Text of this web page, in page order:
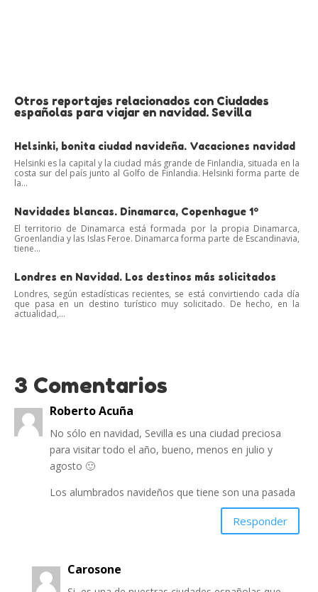
Otros reportajes relacionados con Ciudades
españolas para viajar en navidad. Sevilla
Helsinki, bonita ciudad navideña. Vacaciones navidad
Helsinki es la capital y la ciudad más grande de Finlandia, situada en la
costa sur del país junto al Golfo de Finlandia. Helsinki forma parte de
la...
Navidades blancas. Dinamarca, Copenhague 1º
El territorio de Dinamarca está formada por la propia Dinamarca,
Groenlandia y las Islas Feroe. Dinamarca forma parte de Escandinavia,
tiene...
Londres en Navidad. Los destinos más solicitados
Londres, según estadísticas recientes, se está convirtiendo cada día
que pasa en un destino turístico muy solicitado. De hecho, en la
actualidad,...
3 Comentarios
Roberto Acuña
No sólo en navidad, Sevilla es una ciudad preciosa
para visitar todo el año, bueno, menos en julio y
agosto 🙂
Los alumbrados navideños que tiene son una pasada
Responder
Carosone